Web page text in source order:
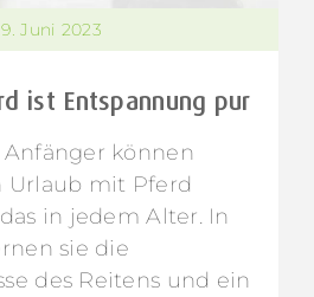
Juni 2023
ist Entspannung pur
können
Urlaub mit Pferd
in jedem Alter. In
sie die
des Reitens und ein